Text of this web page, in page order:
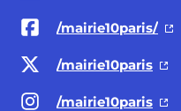
/mairie10paris/
/mairie10paris
/mairie10paris